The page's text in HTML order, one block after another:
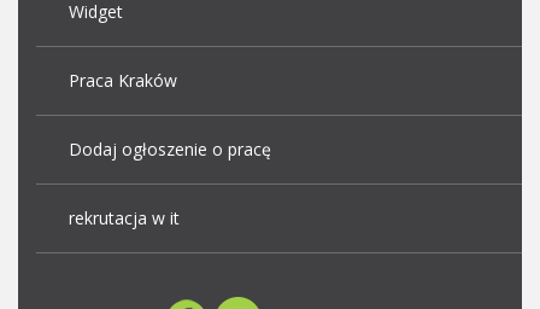
Widget
Praca Kraków
Dodaj ogłoszenie o pracę
rekrutacja w it